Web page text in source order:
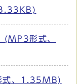
(MP3形式、
式、1.35MB)